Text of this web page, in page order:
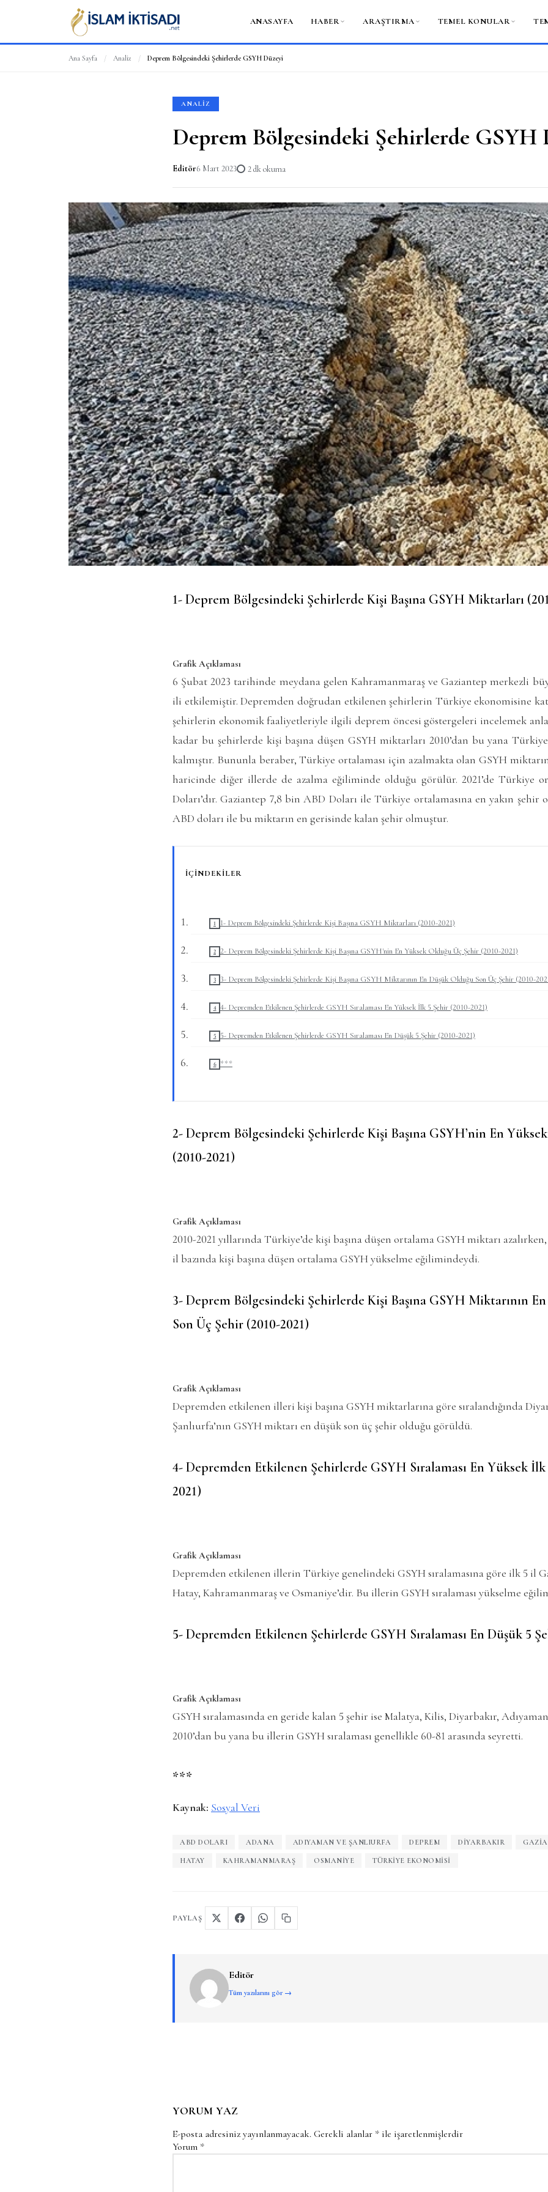
ANASAYFA HABER ARAŞTIRMA TEMEL KONULAR
Ana Sayfa / Analiz / Deprem Bölgesindeki Şehirlerde GSYH Düzeyi
ANALIZ
Deprem Bölgesindeki Şehirlerde GSYH
Editör6 Mart 2023 2 dk okuma
1- Deprem Bölgesindeki Şehirlerde Kişi Başına GSYH Miktarları
Grafik Açıklaması
6 Şubat 2023 tarihinde meydana gelen Kahramanmaraş ve Gaziantep merkezli
ili etkilemiştir. Depremden doğrudan etkilenen şehirlerin Türkiye ekonomisine
şehirlerin ekonomik faaliyetleriyle ilgili deprem öncesi göstergeleri incelemek
kadar bu şehirlerde kişi başına düşen GSYH miktarları 2010’dan bu yana
kalmıştır. Bununla beraber, Türkiye ortalaması için azalmakta olan GSYH
haricinde diğer illerde de azalma eğiliminde olduğu görülür. 2021’de Türkiye
Doları’dır. Gaziantep 7,8 bin ABD Doları ile Türkiye ortalamasına en yakın şehir
ABD doları ile bu miktarın en gerisinde kalan şehir olmuştur.
İÇINDEKILER
1- Deprem Bölgesindeki Şehirlerde Kişi Başına GSYH Miktarları (2010-2021)
2- Deprem Bölgesindeki Şehirlerde Kişi Başına GSYH'nin En Yüksek Olduğu Üç Şehir (2010-2021)
3- Deprem Bölgesindeki Şehirlerde Kişi Başına GSYH Miktarının En Düşük Olduğu Son Üç Şehir (2010-
4- Depremden Etkilenen Şehirlerde GSYH Sıralaması En Yüksek İlk 5 Şehir (2010-2021)
5- Depremden Etkilenen Şehirlerde GSYH Sıralaması En Düşük 5 Şehir (2010-2021)
***
2- Deprem Bölgesindeki Şehirlerde Kişi Başına GSYH’nin En
(2010-2021)
Grafik Açıklaması
2010-2021 yıllarında Türkiye’de kişi başına düşen ortalama GSYH miktarı
il bazında kişi başına düşen ortalama GSYH yükselme eğilimindeydi.
3- Deprem Bölgesindeki Şehirlerde Kişi Başına GSYH Miktarının
Son Üç Şehir (2010-2021)
Grafik Açıklaması
Depremden etkilenen illeri kişi başına GSYH miktarlarına göre sıralandığında
Şanlıurfa’nın GSYH miktarı en düşük son üç şehir olduğu görüldü.
4- Depremden Etkilenen Şehirlerde GSYH Sıralaması En Yüksek İlk
2021)
Grafik Açıklaması
Depremden etkilenen illerin Türkiye genelindeki GSYH sıralamasına göre ilk 5 il
Hatay, Kahramanmaraş ve Osmaniye’dir. Bu illerin GSYH sıralaması yükselme
5- Depremden Etkilenen Şehirlerde GSYH Sıralaması En Düşük 5
Grafik Açıklaması
GSYH sıralamasında en geride kalan 5 şehir ise Malatya, Kilis, Diyarbakır, Adıyaman
2010’dan bu yana bu illerin GSYH sıralaması genellikle 60-81 arasında seyretti.
***
Kaynak: Sosyal Veri
ABD DOLARI ADANA ADIYAMAN VE ŞANLIURFA DEPREM DIYARBAKIR
HATAY KAHRAMANMARAŞ OSMANIYE TÜRKIYE EKONOMISI
PAYLAŞ
Editör
Tüm yazılarını gör →
YORUM YAZ
E-posta adresiniz yayınlanmayacak. Gerekli alanlar * ile işaretlenmişlerdir
Yorum *